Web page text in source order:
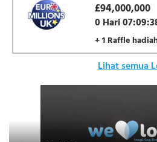
£94,000,000
0 Hari
+ 1 Raffle
Lihat semua